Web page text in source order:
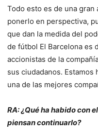
Todo esto es de una gran
ponerlo en perspectiva,
que dan la medida del
de fútbol El Barcelona es
accionistas de la
sus ciudadanos. Estamos
una de las mejores
RA: ¿Qué ha habido con
piensan continuarlo?